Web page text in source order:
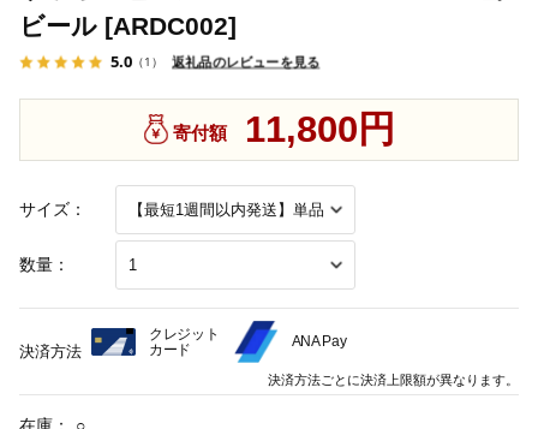
ビール [ARDC002]
5.0 （1） 返礼品のレビューを見る
サイズ：
数量：
寄付額 11,800円
決済方法
クレジット
カード
ANA Pay
決済方法ごとに決済上限額が異なります。